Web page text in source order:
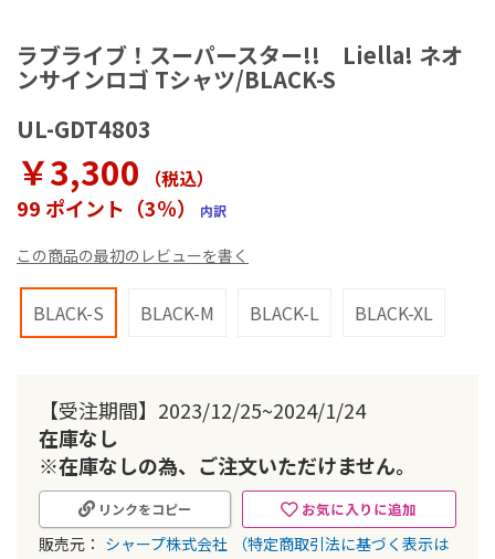
ラブライブ！スーパースター!! Liella! ネオ
ンサインロゴ Tシャツ/BLACK-S
UL-GDT4803
￥3,300 （税込）
99 ポイント（3％） 内訳
この商品の最初のレビューを書く
BLACK-S BLACK-M BLACK-L BLACK-XL
【受注期間】2023/12/25~2024/1/24
在庫なし
※在庫なしの為、ご注文いただけません。
お気に入りに追加
リンクをコピー
販売元： シャープ株式会社
（特定商取引法に基づく表示は
メ
ー
ジ
ャ
リ
ー
の
初
に
移